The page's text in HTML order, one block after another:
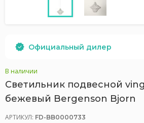
Официальный дилер
В наличии
Светильник подвесной
бежевый Bergenson Bjorn
АРТИКУЛ: FD-BB0000733